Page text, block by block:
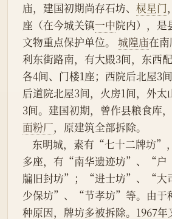
庙，建国初期尚存石坊、 棂星门
座（在今城关镇一中院内），是
文物重点保护单位。 城隍庙在
利东街路南，有大殿3间，东西
各4间、门楼1座；西院后北屋3间
后道院北屋3间，火房1间，外太
3间。建国初期，曾作县粮食库
面粉厂，原建筑全部拆除。
多座，有“南华遗迹坊”、“户
牖旧封坊”；“进士坊”、“大
少保坊”、“节孝坊”等。由于
种原因，牌坊多被拆除。1967